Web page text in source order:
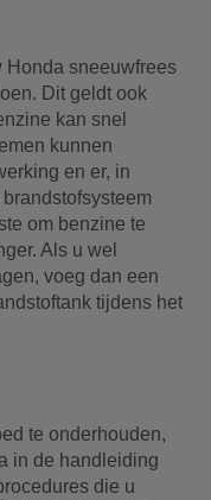
Honda sneeuwfrees
Dit geldt ook
kan snel
kunnen
en er, in
om benzine te
Als u wel
voeg dan een
tijdens het
te onderhouden,
in de handleiding
die u